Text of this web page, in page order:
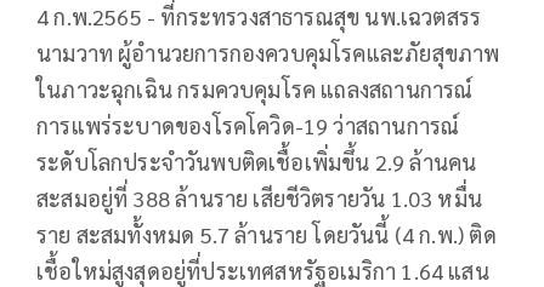
4 ก.พ.2565 - ที่กระทรวง​สาธารณสุข​ นพ.เฉวตสรร
นามวาท ผู้อำนวยการกองควบคุมโรคและภัยสุขภาพ
ในภาวะฉุกเฉิน กรมควบคุมโรค แถลงสถานการ​ณ์
การ​แพร่ระบาด​ของ​โรค​โค​วิด​-19 ว่า​สถานการณ์​
ระดับโลกประจำวันพบติดเชื้อเพิ่มขึ้น 2.9 ล้านคน
สะสมอยู่ที่ 388 ล้านราย เสียชีวิตรายวัน 1.03 หมื่น
ราย สะสมทั้งหมด 5.7 ล้านราย​ โดยวันนี้ (4 ก.พ.) ติด
เชื้อใหม่สูงสุดอยู่ที่ประเทศสหรัฐอเมริกา 1.64 แสน